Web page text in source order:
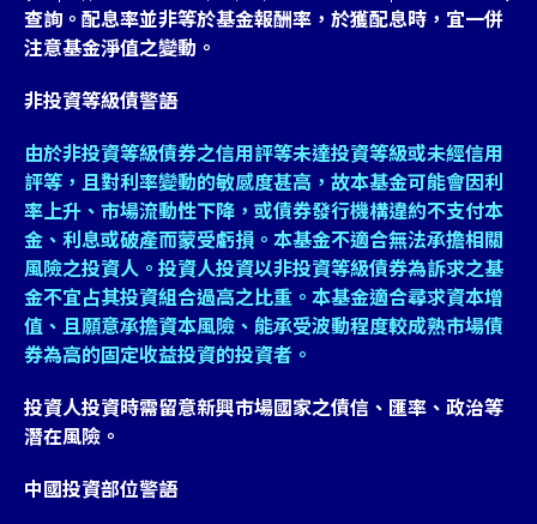
查詢。配息率並非等於基金報酬率，於獲配息時，宜一併
注意基金淨值之變動。
非投資等級債警語
由於非投資等級債券之信用評等未達投資等級或未經信用
評等，且對利率變動的敏感度甚高，故本基金可能會因利
率上升、市場流動性下降，或債券發行機構違約不支付本
金、利息或破產而蒙受虧損。本基金不適合無法承擔相關
風險之投資人。投資人投資以非投資等級債券為訴求之基
金不宜占其投資組合過高之比重。本基金適合尋求資本增
值、且願意承擔資本風險、能承受波動程度較成熟市場債
券為高的固定收益投資的投資者。
投資人投資時需留意新興市場國家之債信、匯率、政治等
潛在風險。
中國投資部位警語